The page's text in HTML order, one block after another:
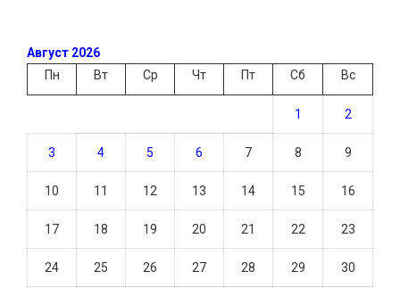
Август 2026
Пн
Вт Ср Чт Пт Сб Вс
1 2
3 4 5 6 7 8 9
10 11 12 13 14 15 16
17 18 19 20 21 22 23
24 25 26 27 28 29 30